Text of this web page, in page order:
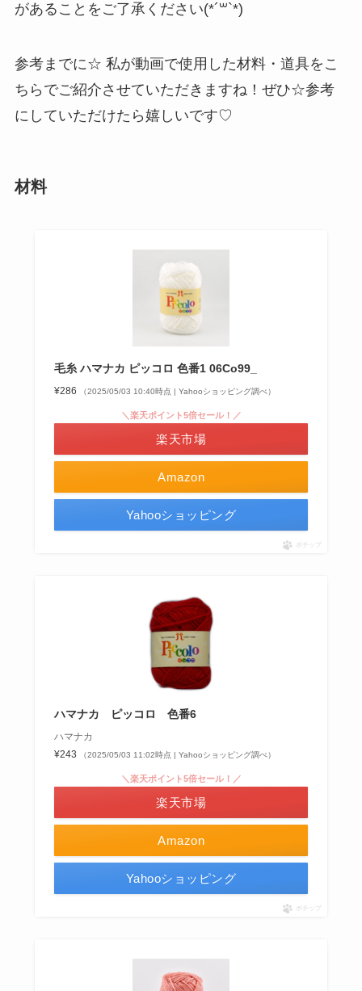
があることをご了承ください(*´꒳`*)
参考までに☆ 私が動画で使用した材料・道具をこ
ちらでご紹介させていただきますね！ぜひ☆参考
にしていただけたら嬉しいです♡
材料
毛糸 ハマナカ ピッコロ 色番1 06Co99_
¥286 （2025/05/03 10:40時点 | Yahooショッピング調べ）
Amazon
＼楽天ポイント5倍セール！／
楽天市場
Yahooショッピング
ポチップ
ハマナカ ピッコロ 色番6
ハマナカ
¥243
（2025/05/03 11:02時点 | Yahooショッピング調べ）
Amazon
＼楽天ポイント5倍セール！／
楽天市場
Yahooショッピング
ポチップ